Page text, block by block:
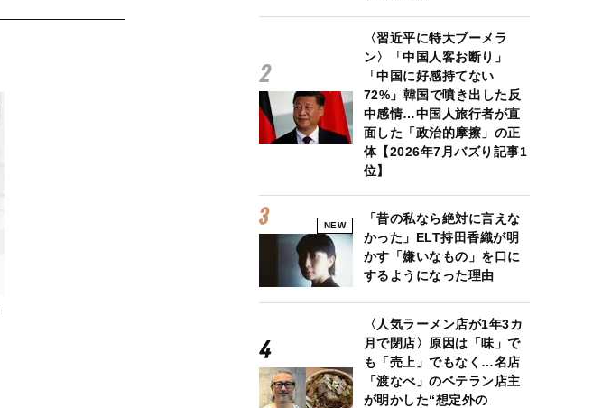
〈習近平に特大ブーメラ
ン〉「中国人客お断り」
「中国に好感持てない
72%」韓国で噴き出した反
中感情…中国人旅行者が直
面した「政治的摩擦」の正
体【2026年7月バズり記事1
位】
NEW
「昔の私なら絶対に言えな
かった」ELT持田香織が明
かす「嫌いなもの」を口に
するようになった理由
〈人気ラーメン店が1年3カ
月で閉店〉原因は「味」で
も「売上」でもなく…名店
「渡なべ」のベテラン店主
が明かした“想定外の